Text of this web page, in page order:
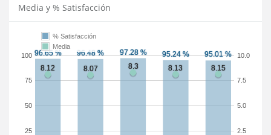
Media y % Satisfacción
25
50
75
100
2.5
5.0
7.5
10.0
% Satisfacción
Media